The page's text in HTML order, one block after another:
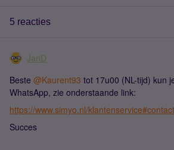
5 reacties
JanD
Beste ​ @Kaurent93 tot 17u00 (NL-tijd) kun
WhatsApp, zie onderstaande link:
https://www.simyo.nl/klantenservice#contact
Succes